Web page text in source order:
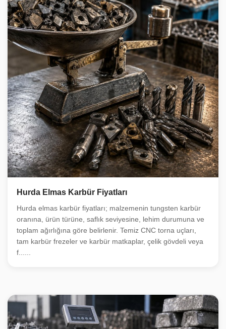
Hurda Elmas Karbür Fiyatları
Hurda elmas karbür fiyatları; malzemenin tungsten karbür
oranına, ürün türüne, saflık seviyesine, lehim durumuna ve
toplam ağırlığına göre belirlenir. Temiz CNC torna uçları,
tam karbür frezeler ve karbür matkaplar, çelik gövdeli veya
f......